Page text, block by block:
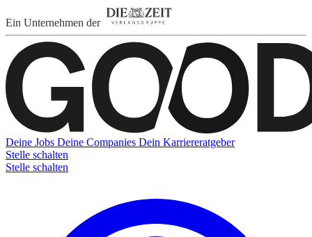
Ein Unternehmen der
Deine Jobs Deine Companies Dein Karriereratgeber
Stelle schalten
Stelle schalten